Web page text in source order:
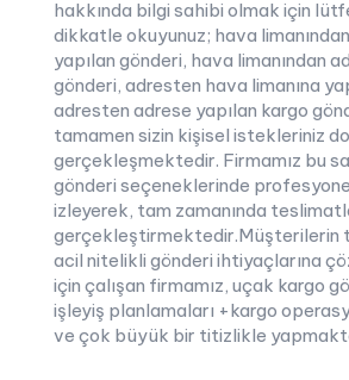
hakkında bilgi sahibi olmak için
dikkatle okuyunuz; hava
yapılan gönderi, hava limanından
gönderi, adresten hava limanına
adresten adrese yapılan kargo
tamamen sizin kişisel istekleriniz
gerçekleşmektedir. Firmamız bu
gönderi seçeneklerinde
izleyerek, tam zamanında
gerçekleştirmektedir.Müşterilerin
acil nitelikli gönderi ihtiyaçlarına
için çalışan firmamız, uçak kargo
işleyiş planlamaları +kargo
ve çok büyük bir titizlikle